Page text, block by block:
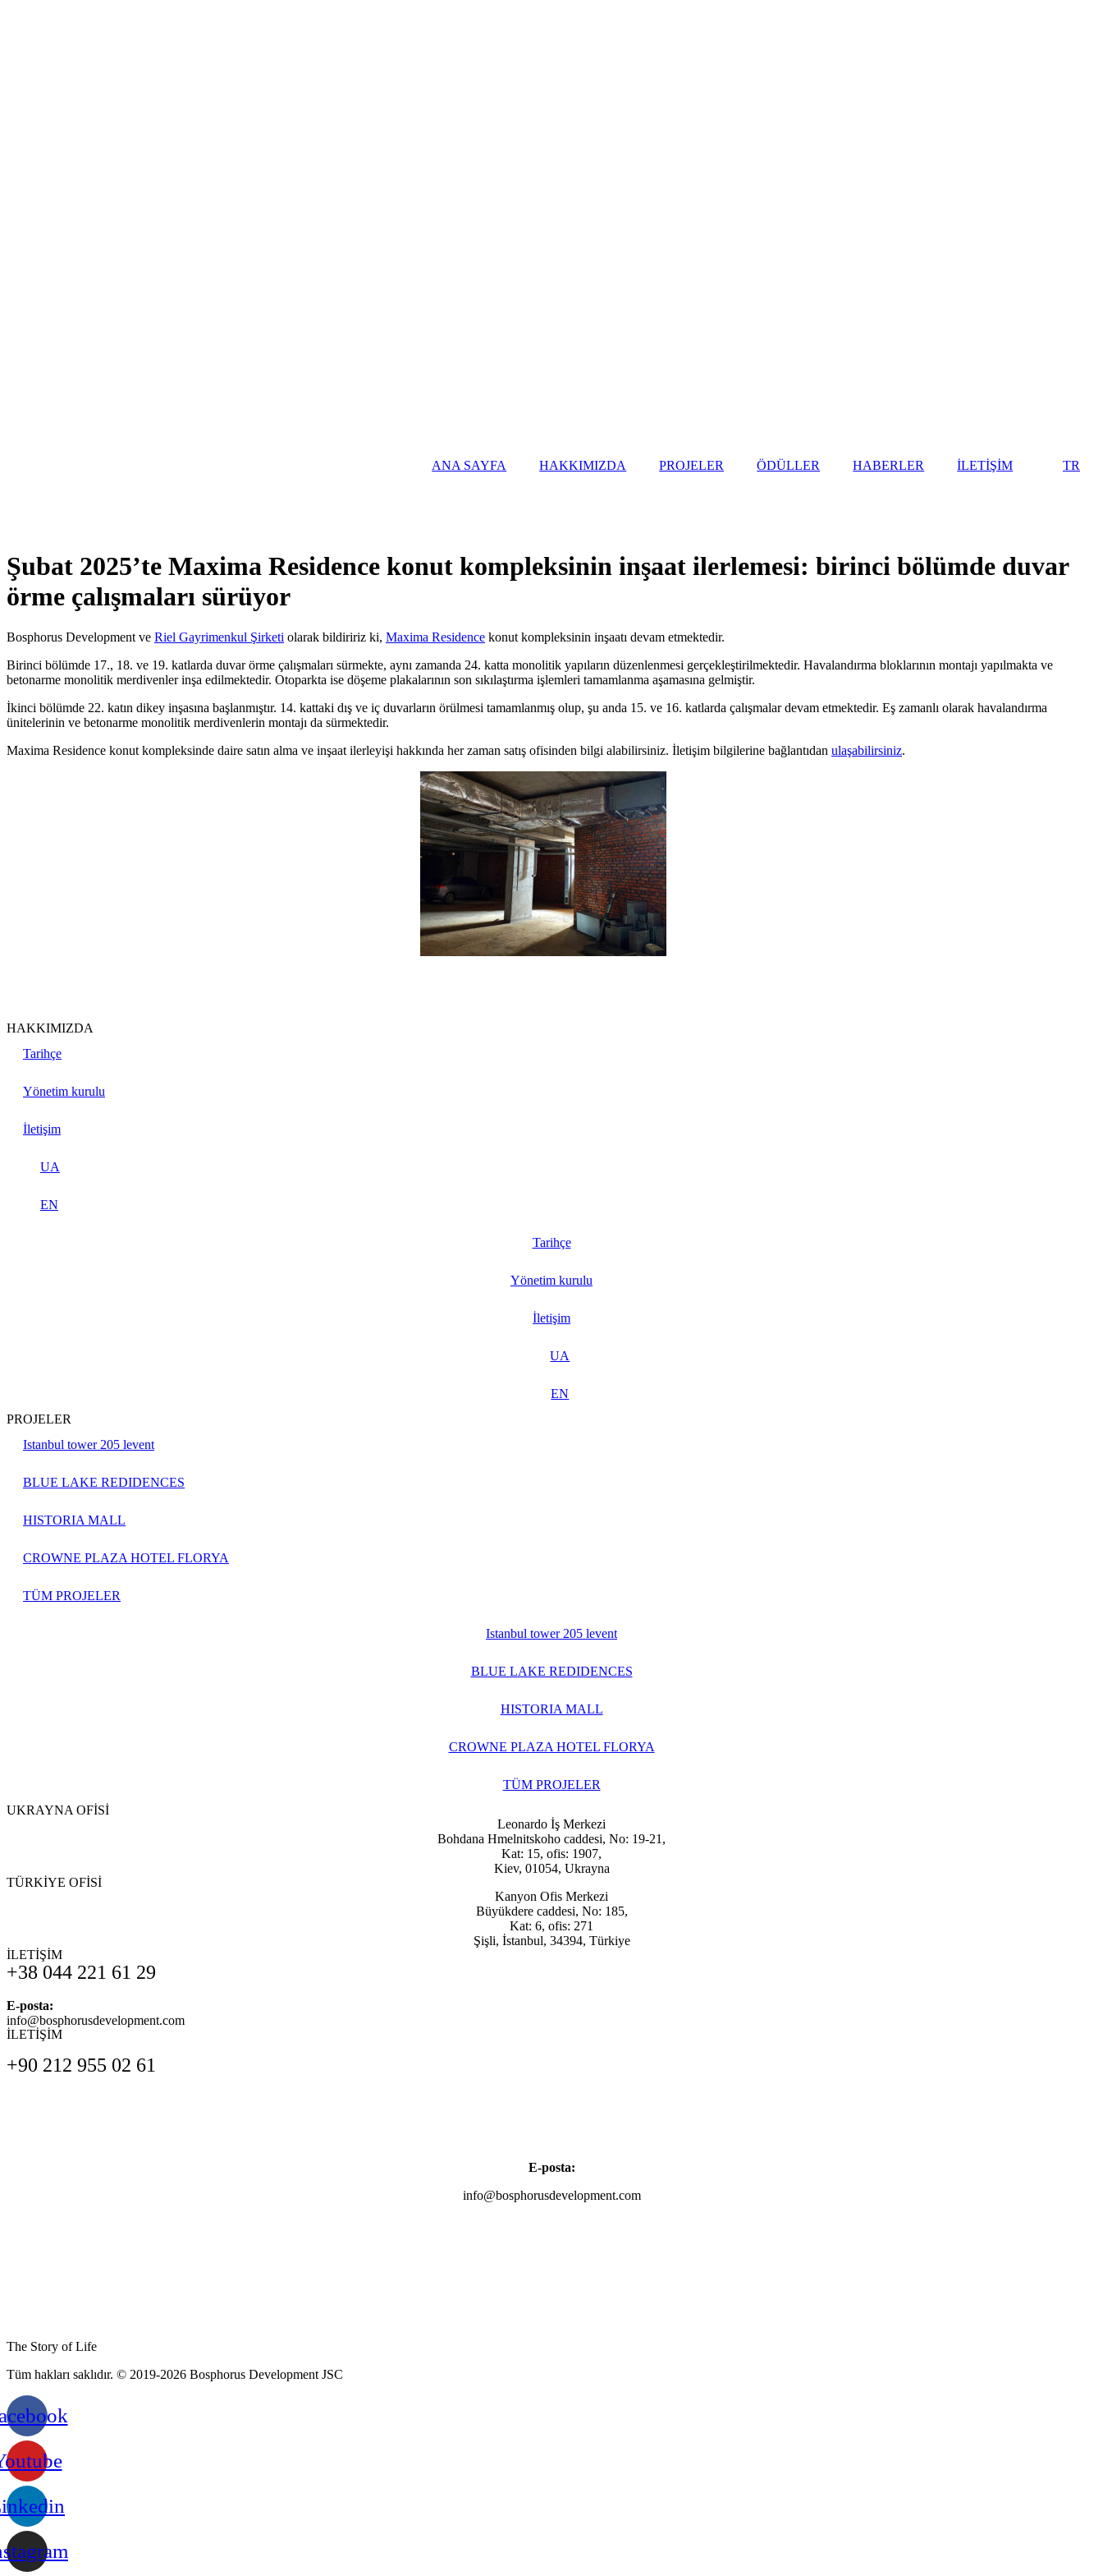
ANA SAYFA HAKKIMIZDA PROJELER ÖDÜLLER HABERLER İLETİŞİM TR
Şubat 2025’te Maxima Residence konut kompleksinin inşaat ilerlemesi: birinci bölümde duvar
örme çalışmaları sürüyor
Bosphorus Development ve Riel Gayrimenkul Şirketi olarak bildiririz ki, Maxima Residence konut kompleksinin inşaatı devam etmektedir.
Birinci bölümde 17., 18. ve 19. katlarda duvar örme çalışmaları sürmekte, aynı zamanda 24. katta monolitik yapıların düzenlenmesi gerçekleştirilmektedir. Havalandırma bloklarının montajı yapılmakta ve
betonarme monolitik merdivenler inşa edilmektedir. Otoparkta ise döşeme plakalarının son sıkılaştırma işlemleri tamamlanma aşamasına gelmiştir.
İkinci bölümde 22. katın dikey inşasına başlanmıştır. 14. kattaki dış ve iç duvarların örülmesi tamamlanmış olup, şu anda 15. ve 16. katlarda çalışmalar devam etmektedir. Eş zamanlı olarak havalandırma
ünitelerinin ve betonarme monolitik merdivenlerin montajı da sürmektedir.
Maxima Residence konut kompleksinde daire satın alma ve inşaat ilerleyişi hakkında her zaman satış ofisinden bilgi alabilirsiniz. İletişim bilgilerine bağlantıdan ulaşabilirsiniz.
HAKKIMIZDA
Tarihçe
Yönetim kurulu
İletişim
UA
EN
Tarihçe
Yönetim kurulu
İletişim
UA
EN
PROJELER
Istanbul tower 205 levent
BLUE LAKE REDIDENCES
HISTORIA MALL
CROWNE PLAZA HOTEL FLORYA
TÜM PROJELER
Istanbul tower 205 levent
BLUE LAKE REDIDENCES
HISTORIA MALL
CROWNE PLAZA HOTEL FLORYA
TÜM PROJELER
UKRAYNA OFİSİ
Leonardo İş Merkezi
Bohdana Hmelnitskoho caddesi, No: 19-21,
Kat: 15, ofis: 1907,
Kiev, 01054, Ukrayna
TÜRKİYE OFİSİ
Kanyon Ofis Merkezi
Büyükdere caddesi, No: 185,
Kat: 6, ofis: 271
Şişli, İstanbul, 34394, Türkiye
İLETİŞİM
+38 044 221 61 29
E-posta:
info@bosphorusdevelopment.com
İLETİŞİM
+90 212 955 02 61
E-posta:
info@bosphorusdevelopment.com
The Story of Life
Tüm hakları saklıdır. © 2019-2026 Bosphorus Development JSC